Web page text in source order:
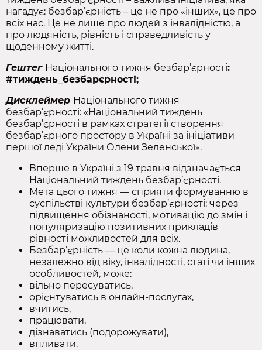
нагадує: безбар’єрність – це не про «інших», це про
всіх нас. Це не лише про людей з інвалідністю, а
про людяність, рівність і справедливість у
щоденному житті.
Гештег Національного тижня безбар’єрності:
#тиждень_безбарєрності;
Дисклеймер Національного тижня
безбар’єрності: «Національний тиждень
безбар’єрності в рамках стратегії створення
безбар’єрного простору в Україні за ініціативи
першої леді України Олени Зеленської».
Вперше в Україні з 19 травня відзначається
Національний тиждень безбар’єрності.
Мета цього тижня — сприяти формуванню в
суспільстві культури безбар’єрності: через
підвищення обізнаності, мотивацію до змін і
популяризацію позитивних прикладів
рівності можливостей для всіх.
Безбар’єрність — це коли кожна людина,
незалежно від віку, інвалідності, статі чи інших
особливостей, може:
вільно пересуватись,
орієнтуватись в онлайн-послугах,
вчитись,
працювати,
дізнаватись (подорожувати),
впливати.